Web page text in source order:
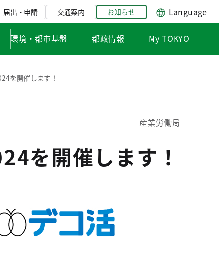
届出・申請 交通案内 お知らせ Language
環境・都市基盤 都政情報 My TOKYO
を開催します！
産業労働局
を開催します！